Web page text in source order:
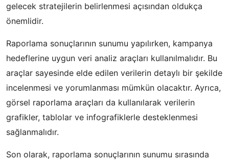
gelecek stratejilerin belirlenmesi açısından oldukça
önemlidir.
Raporlama sonuçlarının sunumu yapılırken, kampanya
hedeflerine uygun veri analiz araçları kullanılmalıdır. Bu
araçlar sayesinde elde edilen verilerin detaylı bir şekilde
incelenmesi ve yorumlanması mümkün olacaktır. Ayrıca,
görsel raporlama araçları da kullanılarak verilerin
grafikler, tablolar ve infografiklerle desteklenmesi
sağlanmalıdır.
Son olarak, raporlama sonuçlarının sunumu sırasında